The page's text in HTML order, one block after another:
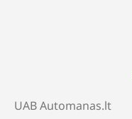
UAB Automanas.lt